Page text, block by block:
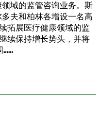
域的监管咨询业务。斯
夫和柏林各增设一名高
拓展医疗健康领域的监
续保持增长势头，并将
……